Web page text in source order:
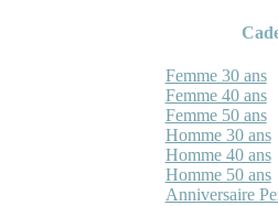
Femme 30 ans
Femme 40 ans
Femme 50 ans
Homme 30 ans
Homme 40 ans
Homme 50 ans
Anniversaire